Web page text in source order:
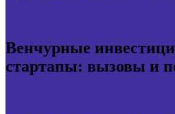
Венчурные
стартапы: вызовы и